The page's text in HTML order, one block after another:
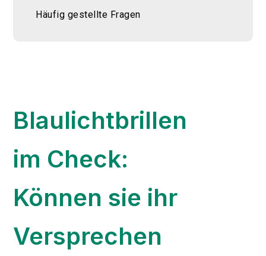
Häufig gestellte Fragen
Blaulichtbrillen
im Check:
Können sie ihr
Versprechen